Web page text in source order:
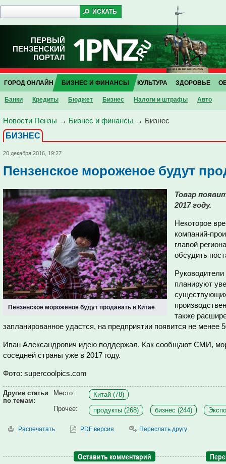
ПЕРВЫЙ
ПЕНЗЕНСКИЙ
ПОРТАЛ
ГОРОД ОНЛАЙН БИЗНЕС И ФИНАНСЫ
Банки Кредиты Бюджет Бизнес Налоги и штрафы Авто
КУЛЬТУРА ЗДОРОВЬЕ
Новости Пензы → Бизнес и финансы → Бизнес
БИЗНЕС
20 декабря 2016, 19:27
Пензенское мороженое будут
Пензенское мороженое будут продавать в Китае
Товар
2017 году.
Некоторое
компаний-
главой
обсудить
планируют
также
запланированное удастся, на предприятии появится не менее
Иван Александрович идею поддержал. Как сообщают СМИ,
соседней страны уже в 2017 году.
Фото: supercoolpics.com
Другие статьи
по темам:
Место:
Китай (78)
Прочее:
продукты (268) бизнес (244)
Распечатать PDF версия Переслать другу
Оставить комментарий